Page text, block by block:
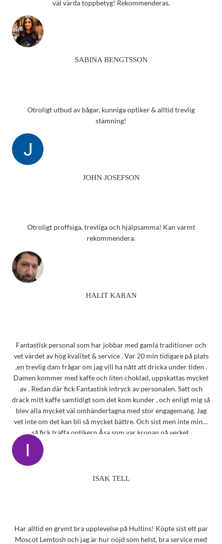
väl värda toppbetyg! Rekommenderas.
SABINA BENGTSSON
Otroligt utbud av bågar, kunniga optiker & alltid trevlig
stämning!
JOHN JOSEFSON
Otroligt proffsiga, trevliga och hjälpsamma! Kan varmt
rekommendera.
HALIT KARAN
Fantastisk personal som har jobbar med gamla traditioner och
vet värdet av hög kvalitet & service . Var 20 min tidigare på plats
,en trevlig dam frågar om jag vill ha nått att dricka under tiden .
Damen kommer med kaffe och liten choklad, uppskattas mycket
av . Redan där fick Fantastisk intryck av personalen. Satt och
drack mitt kaffe samtidigt som det kom kunder , och enligt mig så
blev alla mycket väl omhändertagna med stor engagemang. Jag
vet inte om det kan bli så mycket bättre. Och sist men inte minst
så fick träffa optikern Åsa som var kronan på verket.
ISAK TELL
Har alltid en grymt bra upplevelse på Hultins! Köpte sist ett par
Moscot Lemtosh och jag är hur nöjd som helst, bra service med